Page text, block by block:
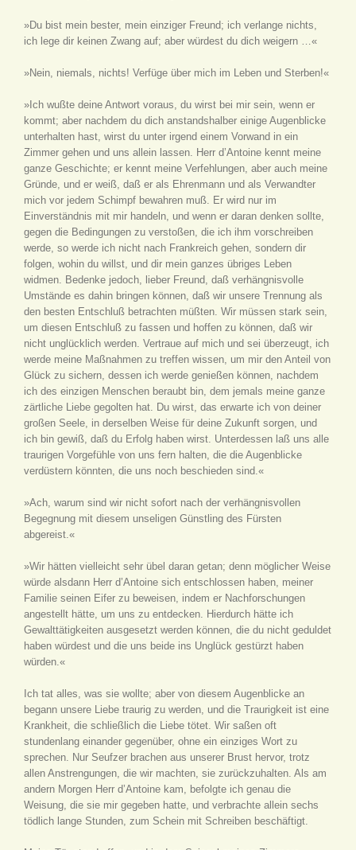
»Du bist mein bester, mein einziger Freund; ich verlange nichts,
ich lege dir keinen Zwang auf; aber würdest du dich weigern …«
»Nein, niemals, nichts! Verfüge über mich im Leben und Sterben!«
»Ich wußte deine Antwort voraus, du wirst bei mir sein, wenn er
kommt; aber nachdem du dich anstandshalber einige Augenblicke
unterhalten hast, wirst du unter irgend einem Vorwand in ein
Zimmer gehen und uns allein lassen. Herr d’Antoine kennt meine
ganze Geschichte; er kennt meine Verfehlungen, aber auch meine
Gründe, und er weiß, daß er als Ehrenmann und als Verwandter
mich vor jedem Schimpf bewahren muß. Er wird nur im
Einverständnis mit mir handeln, und wenn er daran denken sollte,
gegen die Bedingungen zu verstoßen, die ich ihm vorschreiben
werde, so werde ich nicht nach Frankreich gehen, sondern dir
folgen, wohin du willst, und dir mein ganzes übriges Leben
widmen. Bedenke jedoch, lieber Freund, daß verhängnisvolle
Umstände es dahin bringen können, daß wir unsere Trennung als
den besten Entschluß betrachten müßten. Wir müssen stark sein,
um diesen Entschluß zu fassen und hoffen zu können, daß wir
nicht unglücklich werden. Vertraue auf mich und sei überzeugt, ich
werde meine Maßnahmen zu treffen wissen, um mir den Anteil von
Glück zu sichern, dessen ich werde genießen können, nachdem
ich des einzigen Menschen beraubt bin, dem jemals meine ganze
zärtliche Liebe gegolten hat. Du wirst, das erwarte ich von deiner
großen Seele, in derselben Weise für deine Zukunft sorgen, und
ich bin gewiß, daß du Erfolg haben wirst. Unterdessen laß uns alle
traurigen Vorgefühle von uns fern halten, die die Augenblicke
verdüstern könnten, die uns noch beschieden sind.«
»Ach, warum sind wir nicht sofort nach der verhängnisvollen
Begegnung mit diesem unseligen Günstling des Fürsten
abgereist.«
»Wir hätten vielleicht sehr übel daran getan; denn möglicher Weise
würde alsdann Herr d’Antoine sich entschlossen haben, meiner
Familie seinen Eifer zu beweisen, indem er Nachforschungen
angestellt hätte, um uns zu entdecken. Hierdurch hätte ich
Gewalttätigkeiten ausgesetzt werden können, die du nicht geduldet
haben würdest und die uns beide ins Unglück gestürzt haben
würden.«
Ich tat alles, was sie wollte; aber von diesem Augenblicke an
begann unsere Liebe traurig zu werden, und die Traurigkeit ist eine
Krankheit, die schließlich die Liebe tötet. Wir saßen oft
stundenlang einander gegenüber, ohne ein einziges Wort zu
sprechen. Nur Seufzer brachen aus unserer Brust hervor, trotz
allen Anstrengungen, die wir machten, sie zurückzuhalten. Als am
andern Morgen Herr d’Antoine kam, befolgte ich genau die
Weisung, die sie mir gegeben hatte, und verbrachte allein sechs
tödlich lange Stunden, zum Schein mit Schreiben beschäftigt.